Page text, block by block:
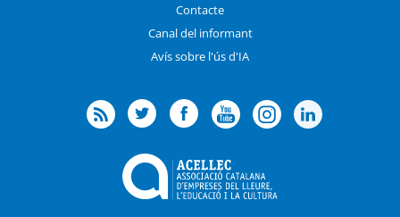
Contacte
Canal del informant
Avís sobre l'ús d'IA